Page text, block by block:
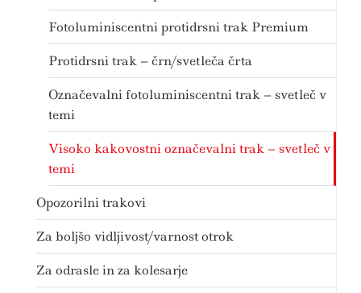
Fotoluminiscentni protidrsni trak Premium
Protidrsni trak – črn/svetleča črta
Označevalni fotoluminiscentni trak – svetleč v
temi
Visoko kakovostni označevalni trak – svetleč v
temi
Opozorilni trakovi
Za boljšo vidljivost/varnost otrok
Za odrasle in za kolesarje